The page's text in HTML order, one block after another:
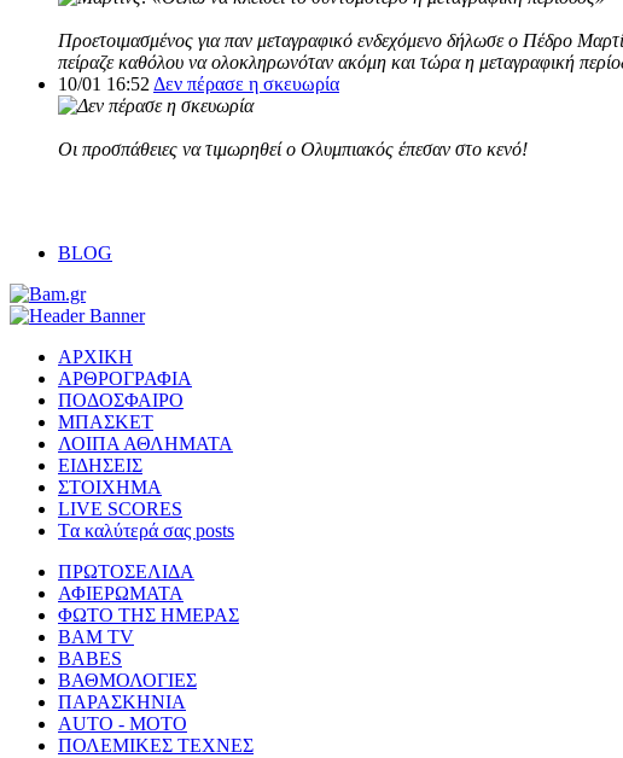
Προετοιμασμένος για παν μεταγραφικό ενδεχόμενο δήλωσε ο Πέδρο
πείραζε καθόλου να ολοκληρωνόταν ακόμη και τώρα η μεταγραφική
10/01 16:52Δεν πέρασε η σκευωρία
Οι προσπάθειες να τιμωρηθεί o Ολυμπιακός έπεσαν στο κενό!
BLOG
ΑΡΧΙΚΗ
ΑΡΘΡΟΓΡΑΦΙΑ
ΠΟΔΟΣΦΑΙΡΟ
ΜΠΑΣΚΕΤ
ΛΟΙΠΑ ΑΘΛΗΜΑΤΑ
ΕΙΔΗΣΕΙΣ
ΣΤΟΙΧΗΜΑ
LIVE SCORES
Tα καλύτερά σας posts
ΠΡΩΤΟΣΕΛΙΔΑ
ΑΦΙΕΡΩΜΑΤΑ
ΦΩΤΟ ΤΗΣ ΗΜΕΡΑΣ
BAM TV
BABES
ΒΑΘΜΟΛΟΓΙΕΣ
ΠΑΡΑΣΚΗΝΙΑ
AUTO - MOTO
ΠΟΛΕΜΙΚΕΣ ΤΕΧΝΕΣ